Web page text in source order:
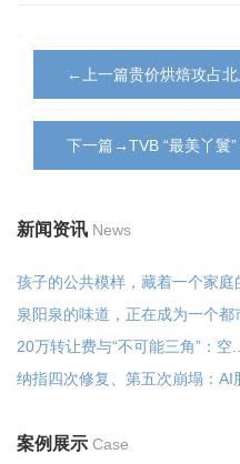
←上一篇贵价烘焙攻占
下一篇→TVB “最美丫鬟
新闻资讯 News
孩子的公共模样，藏着一个家庭
泉阳泉的味道，正在成为一个都
20万转让费与“不可能三角”：空...
纳指四次修复、第五次崩塌：AI
案例展示 Case